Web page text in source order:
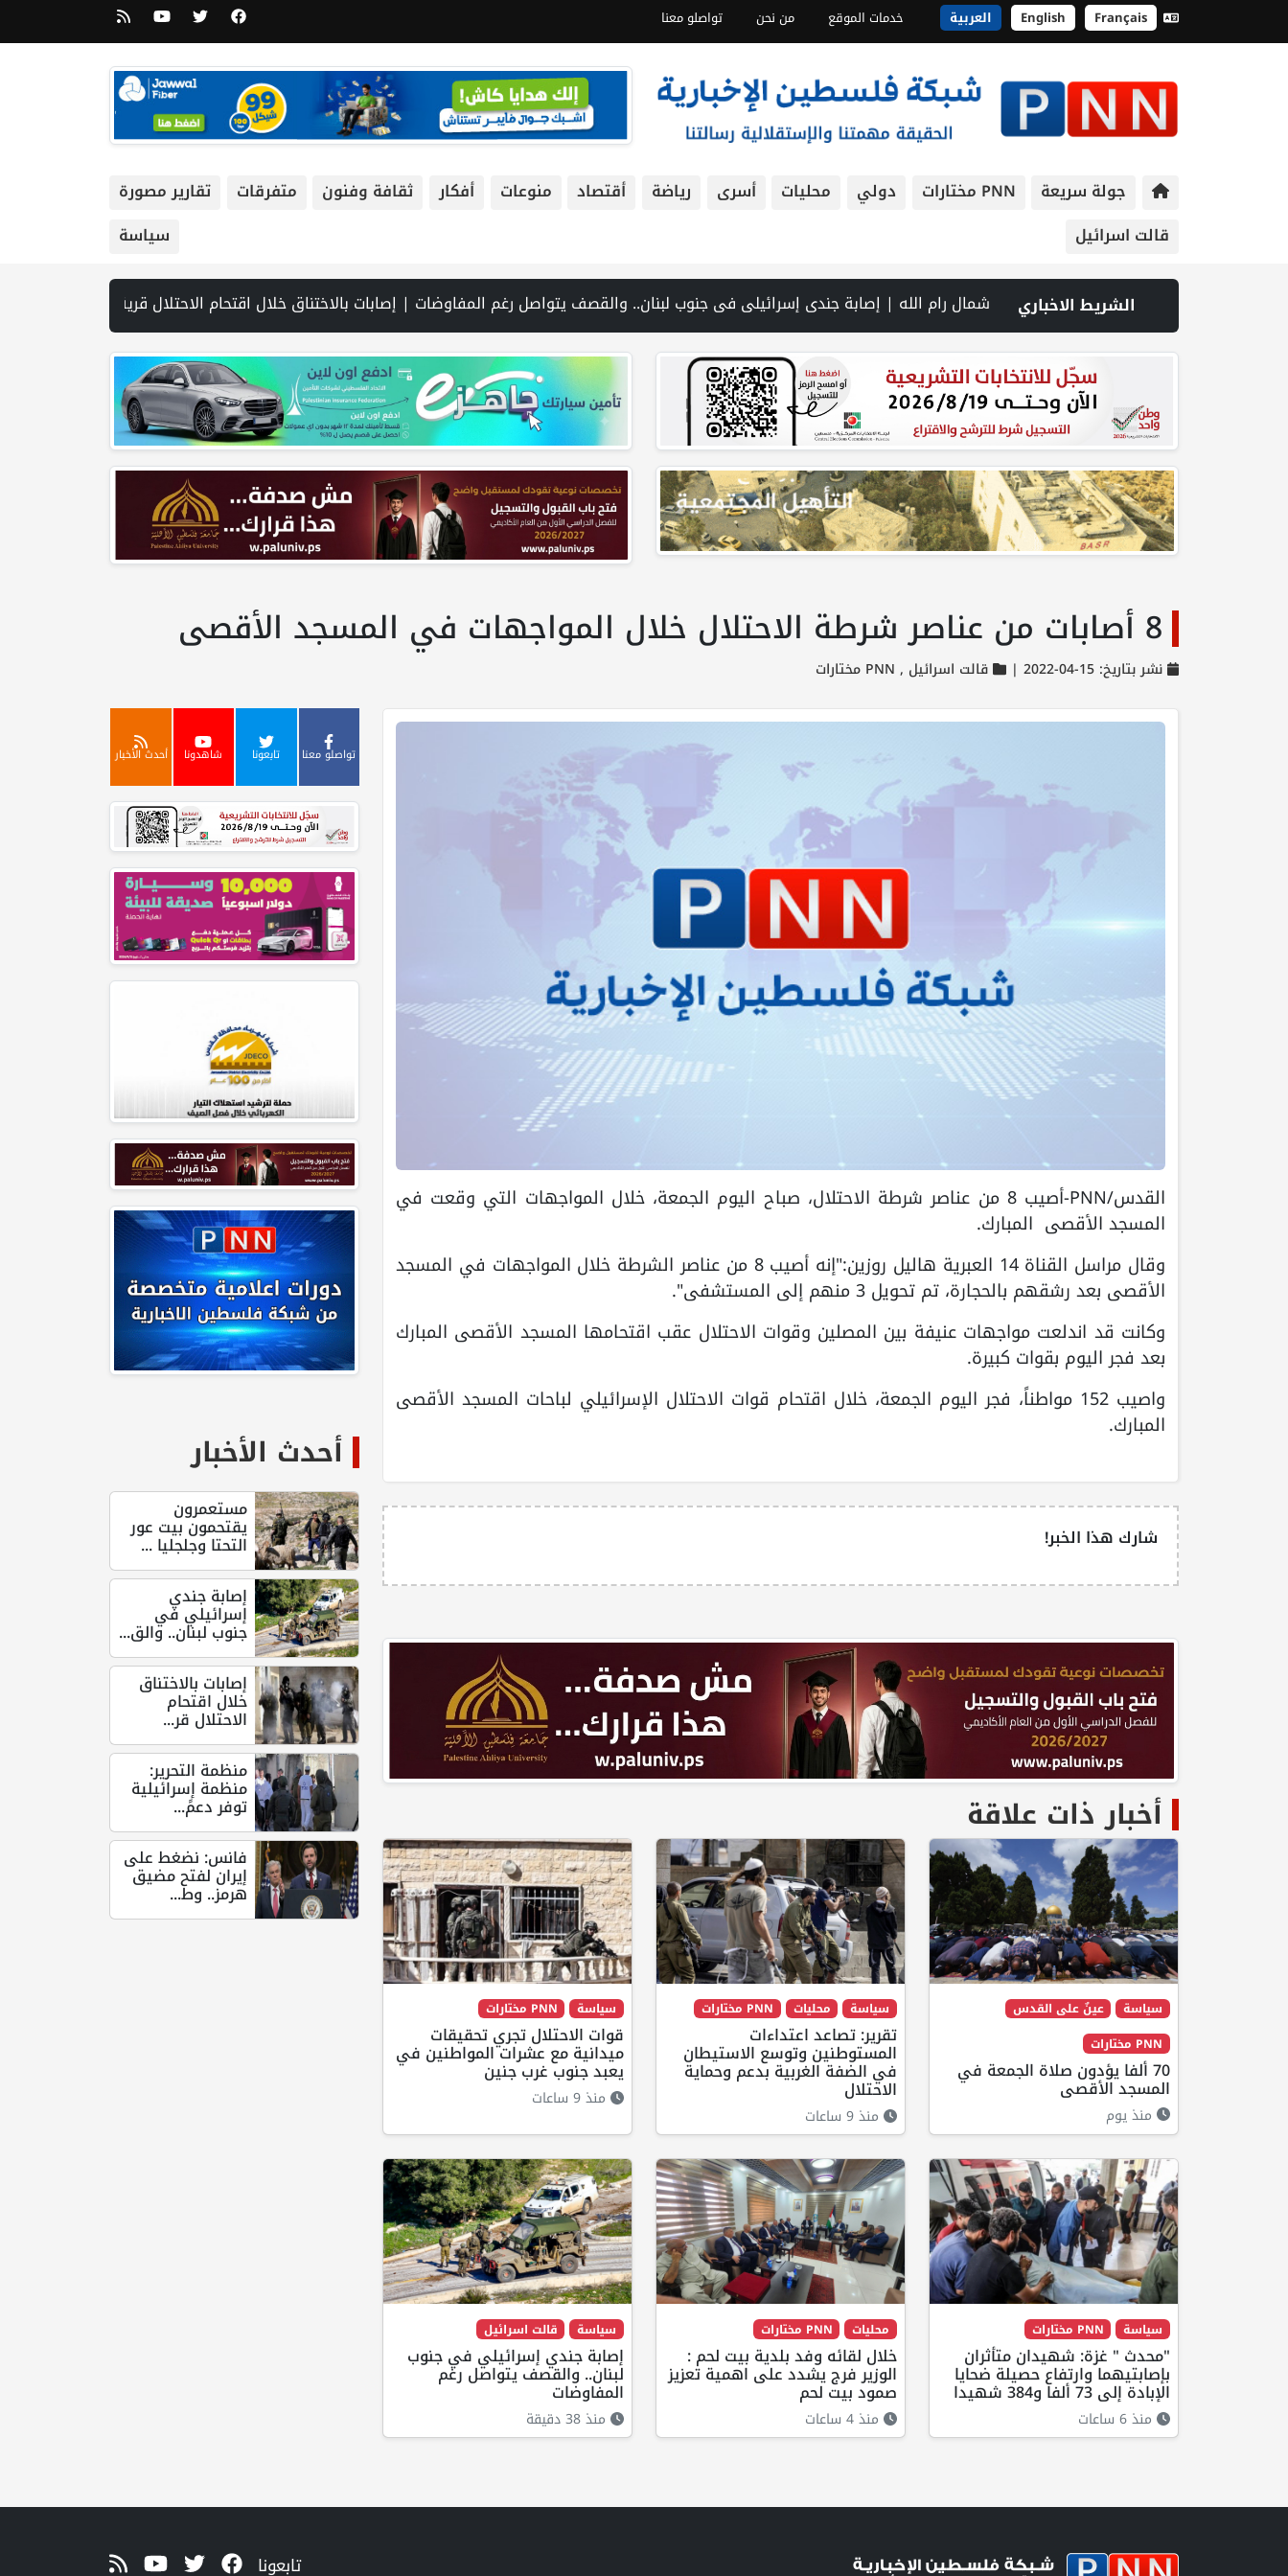
English Français العربية خدمات الموقع من نحن تواصلو معنا
جولة سريعة PNN مختارات دولي محليات أسرى رياضة أقتصاد منوعات أفكار ثقافة وفنون متفرقات
تقارير مصورة
قالت اسرائيل
سياسة
الشريط الاخباري
وشمال رام الله | إصابة جندي إسرائيلي في جنوب لبنان.. والقصف يتواصل رغم المفاوضات | إصابات بالاختناق خلال اقتحام الاحتلال قرية المغير شمال شرق رام الله | منظمة التحرير: منظمة إسرائيلية توفر دعمًا للمستوطنين المتهمين بجرائم ضد الفلسطينيين | فانس: نضغط على إيران لفتح مضيق هرمز.. وطهران تتحدث عن مسار ملاحي مؤقت | مجلس الأمن يعقد الثلاثاء جلسة بشأن الضفة الغربية | مشاركون
8 أصابات من عناصر شرطة الاحتلال خلال المواجهات في المسجد الأقصى
نشر بتاريخ: 15-04-2022 | قالت اسرائيل , PNN مختارات
القدس/PNN-أصيب 8 من عناصر شرطة الاحتلال، صباح اليوم الجمعة، خلال المواجهات التي وقعت في
المسجد الأقصى المبارك.
وقال مراسل القناة 14 العبرية هاليل روزين:"إنه أصيب 8 من عناصر الشرطة خلال المواجهات في المسجد
الأقصى بعد رشقهم بالحجارة، تم تحويل 3 منهم إلى المستشفى".
وكانت قد اندلعت مواجهات عنيفة بين المصلين وقوات الاحتلال عقب اقتحامها المسجد الأقصى المبارك
بعد فجر اليوم بقوات كبيرة.
واصيب 152 مواطناً، فجر اليوم الجمعة، خلال اقتحام قوات الاحتلال الإسرائيلي لباحات المسجد الأقصى
المبارك.
شارك هذا الخبر!
أخبار ذات علاقة
سياسة
عينٌ على القدس
PNN مختارات
70 ألفا يؤدون صلاة الجمعة في
المسجد الأقصى
منذ يوم
سياسة محليات PNN مختارات
تقرير: تصاعد اعتداءات
المستوطنين وتوسع الاستيطان
في الضفة الغربية بدعم وحماية
الاحتلال
منذ 9 ساعات
سياسة PNN مختارات
قوات الاحتلال تجري تحقيقات
ميدانية مع عشرات المواطنين في
يعبد جنوب غرب جنين
منذ 9 ساعات
سياسة PNN مختارات
"محدث " غزة: شهيدان متأثران
بإصابتيهما وارتفاع حصيلة ضحايا
الإبادة إلى 73 ألفا و384 شهيدا
منذ 6 ساعات
محليات PNN مختارات
خلال لقائه وفد بلدية بيت لحم :
الوزير فرج يشدد على اهمية تعزيز
صمود بيت لحم
منذ 4 ساعات
سياسة قالت اسرائيل
إصابة جندي إسرائيلي في جنوب
لبنان.. والقصف يتواصل رغم
المفاوضات
منذ 38 دقيقة
تواصلو معنا تابعونا شاهدونا أحدث الأخبار
أحدث الأخبار
مستعمرون
يقتحمون بيت عور
التحتا وجلجليا ...
إصابة جندي
إسرائيلي في
جنوب لبنان.. والق...
إصابات بالاختناق
خلال اقتحام
الاحتلال قر...
منظمة التحرير:
منظمة إسرائيلية
توفر دعمً...
فانس: نضغط على
إيران لفتح مضيق
هرمز.. وط...
تابعونا